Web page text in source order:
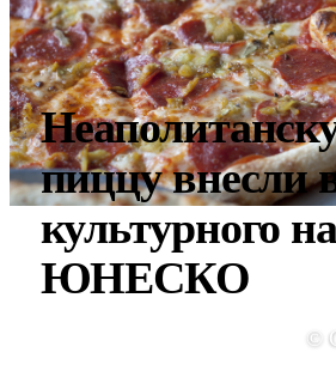
пиццу внесли
культурного
ЮНЕСКО
©